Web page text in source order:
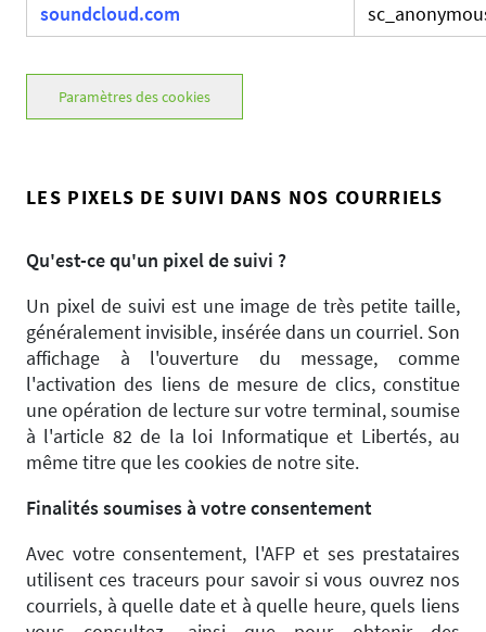
soundcloud.com
Paramètres des cookies
LES PIXELS DE SUIVI DANS NOS COURRIELS
Qu'est-ce qu'un pixel de suivi ?
Un pixel de suivi est une image de très petite taille,
généralement invisible, insérée dans un courriel. Son
affichage à l'ouverture du message, comme
l'activation des liens de mesure de clics, constitue
une opération de lecture sur votre terminal, soumise
à l'article 82 de la loi Informatique et Libertés, au
même titre que les cookies de notre site.
Finalités soumises à votre consentement
Avec votre consentement, l'AFP et ses prestataires
utilisent ces traceurs pour savoir si vous ouvrez nos
courriels, à quelle date et à quelle heure, quels liens